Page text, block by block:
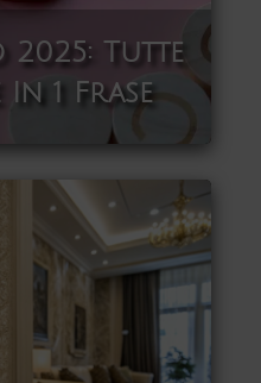
2025: Tutte
In 1 Frase